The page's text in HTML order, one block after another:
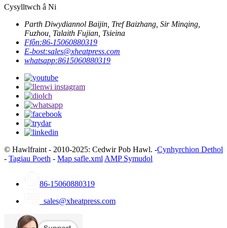
Cysylltwch â Ni
Parth Diwydiannol Baijin, Tref Baizhang, Sir Minqing,
Fuzhou, Talaith Fujian, Tsieina
Ffôn:86-15060880319
E-bost:sales@xheatpress.com
whatsapp:8615060880319
© Hawlfraint - 2010-2025: Cedwir Pob Hawl. -Cynhyrchion Dethol
- Tagiau Poeth - Map safle.xml AMP Symudol
86-15060880319
sales@xheatpress.com